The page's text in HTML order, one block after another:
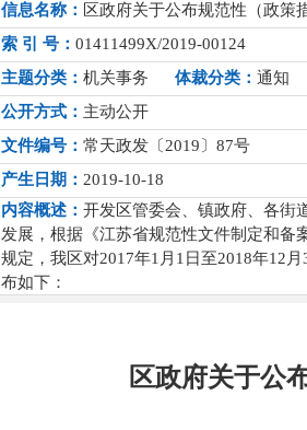
信息名称： 区政府关于公布规范性（政策
索 引 号： 01411499X/2019-00124
主题分类： 机关事务 体裁分类： 通知
公开方式： 主动公开
文件编号： 常天政发〔2019〕87号
产生日期： 2019-10-18
内容概述： 开发区管委会、镇政府、各街
发展，根据《江苏省规范性文件制定和备
规定，我区对2017年1月1日至2018年12
布如下：
区政府关于公